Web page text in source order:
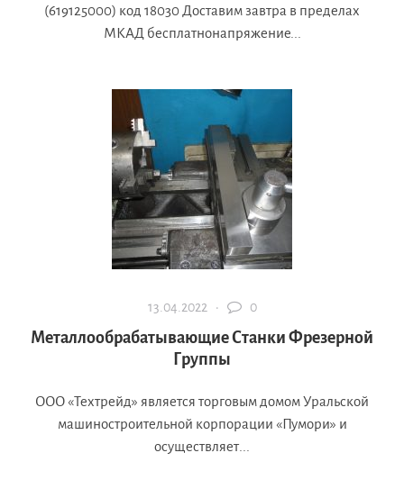
(619125000) код 18030 Доставим завтра в пределах
МКАД бесплатнонапряжение...
13.04.2022 · 0
Металлообрабатывающие Станки Фрезерной
Группы
ООО «Техтрейд» является торговым домом Уральской
машиностроительной корпорации «Пумори» и
осуществляет...